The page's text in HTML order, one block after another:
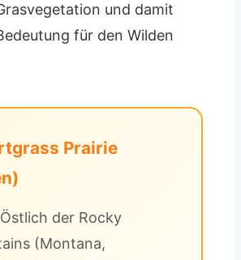
und damit
für den Wilden
Prairie
Östlich der Rocky
(Montana,